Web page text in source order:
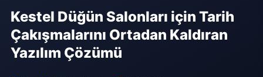
Kestel Düğün Salonları için Tarih
Çakışmalarını Ortadan Kaldıran
Yazılım Çözümü